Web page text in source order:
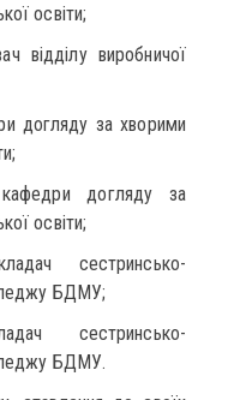
освіти;
відділу виробничої
догляду за хворими
догляду за
освіти;
сестринсько-
БДМУ;
сестринсько-
БДМУ.